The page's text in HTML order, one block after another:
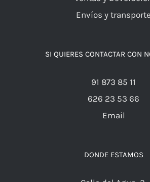
Envíos y transporte
SI QUIERES CONTACTAR CON
91 873 85 11
626 23 53 66
Email
DONDE ESTAMOS